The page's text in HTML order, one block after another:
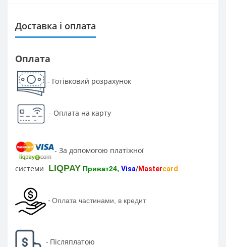
Доставка і оплата
Оплата
- Готівковий розрахунок
- Оплата на карту
- За допомогою платіжної
системи LIQPAY Приват24, Visa/Mastercard
- Оплата частинами, в кредит
- Післяплатою